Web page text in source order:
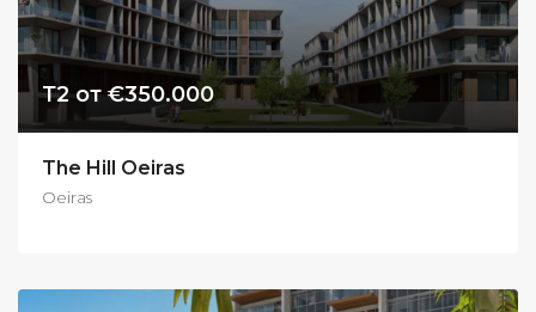
Т2 от €350.000
The Hill Oeiras
Oeiras